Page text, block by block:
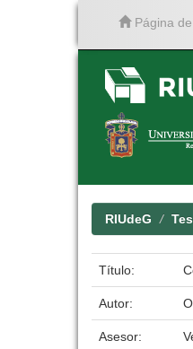
Página de
RIUdeG
Título:
Autor:
Asesor: